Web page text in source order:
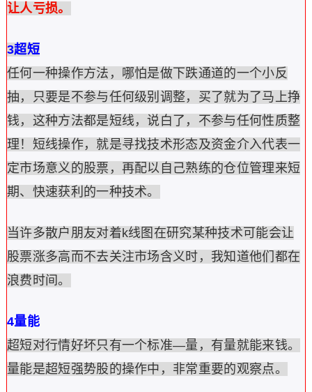
让人亏损。
3超短
任何一种操作方法，哪怕是做下跌通道的一个小反
抽，只要是不参与任何级别调整，买了就为了马上挣
钱，这种方法都是短线，说白了，不参与任何性质整
理！短线操作，就是寻找技术形态及资金介入代表一
定市场意义的股票，再配以自己熟练的仓位管理来短
期、快速获利的一种技术。
当许多散户朋友对着k线图在研究某种技术可能会让
股票涨多高而不去关注市场含义时，我知道他们都在
浪费时间。
4量能
超短对行情好坏只有一个标准—量，有量就能来钱。
量能是超短强势股的操作中，非常重要的观察点。